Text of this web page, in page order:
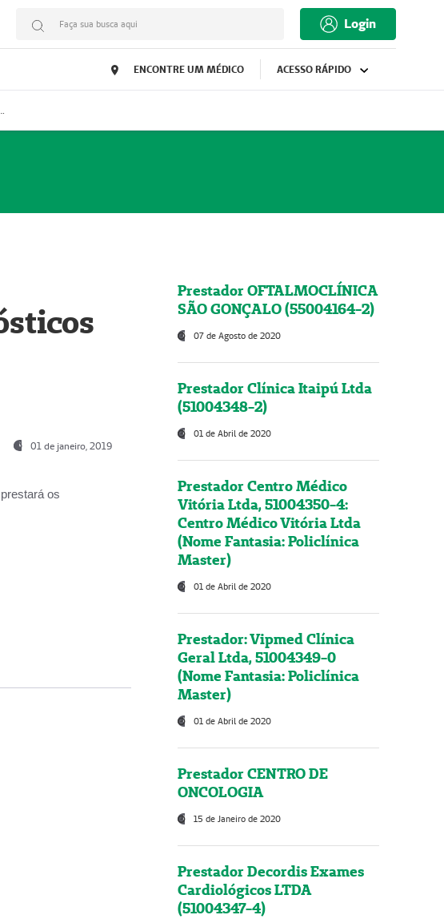
Faça sua busca aqui Login
ENCONTRE UM MÉDICO ACESSO RÁPIDO
(51004334-2)
01 de janeiro, 2019
os
Prestador OFTALMOCLÍNICA
SÃO GONÇALO (55004164-2)
07 de Agosto de 2020
Prestador Clínica Itaipú Ltda
(51004348-2)
01 de Abril de 2020
Prestador Centro Médico
Vitória Ltda, 51004350-4:
Centro Médico Vitória Ltda
(Nome Fantasia: Policlínica
Master)
01 de Abril de 2020
Prestador: Vipmed Clínica
Geral Ltda, 51004349-0
(Nome Fantasia: Policlínica
Master)
01 de Abril de 2020
Prestador CENTRO DE
ONCOLOGIA
15 de Janeiro de 2020
Prestador Decordis Exames
Cardiológicos LTDA
(51004347-4)